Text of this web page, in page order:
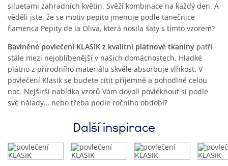
siluetami zahradních květin. Svěží kombinace na každý den. A
věděli jste, že se motiv pepito jmenuje podle tanečnice
flamenca Pepity de la Oliva, která nosila šaty s tímto vzorem?
Bavlněné povlečení KLASIK z kvalitní plátnové tkaniny patří
stále mezi nejoblíbenější v našich domácnostech. Hladké
plátno z přírodního materiálu skvěle absorbuje vlhkost. V
povlečení Klasik se budete cítit příjemně a pohodlně celou
noc. Nejširší nabídka vzorů Vám dovolí povléknout si podle
své nálady… nebo třeba podle ročního období?
Další inspirace